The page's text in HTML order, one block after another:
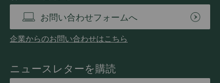
お問い合わせフォームへ
企業からのお問い合わせはこちら
ニュースレターを購読